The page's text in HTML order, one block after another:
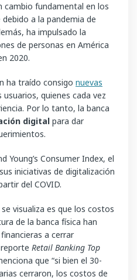
cambio fundamental en los
a la pandemia de
ha impulsado la
de personas en América
2020.
ha traído consigo nuevas
quienes cada vez
Por lo tanto, la banca
digital para dar
Young’s Consumer Index, el
iniciativas de digitalización
del COVID.
visualiza es que los costos
de la banca física han
a cerrar
Retail Banking Top
que “si bien el 30-
cerraron, los costos de